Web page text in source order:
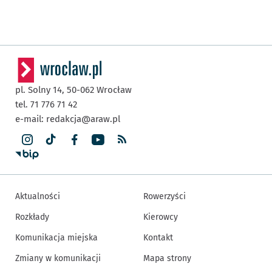
pl. Solny 14, 50-062 Wrocław
tel. 71 776 71 42
e-mail: redakcja@araw.pl
Aktualności
Rozkłady
Komunikacja miejska
Zmiany w komunikacji
Rowerzyści
Kierowcy
Kontakt
Mapa strony